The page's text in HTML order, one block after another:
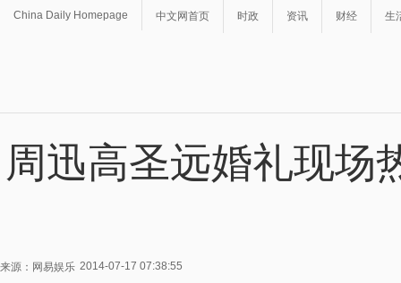
China Daily Homepage 中文网首页 时政 资讯 财经 生
周迅高圣远婚礼现场
来源：网易娱乐 2014-07-17 07:38:55